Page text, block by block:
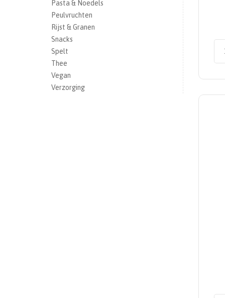
Pasta & Noedels
Peulvruchten
Rijst & Granen
Snacks
Spelt
Thee
Vegan
Verzorging